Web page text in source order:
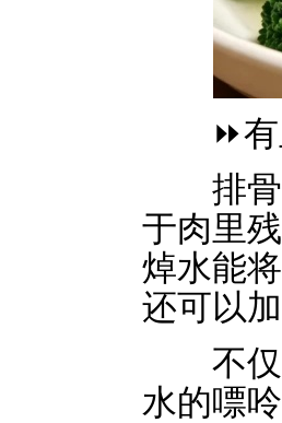
⏩有
排骨
于肉里
焯水能
还可以
不仅
水的嘌